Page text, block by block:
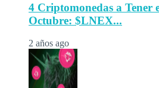
4 Criptomonedas a Tener
Octubre: $LNEX...
2 años ago